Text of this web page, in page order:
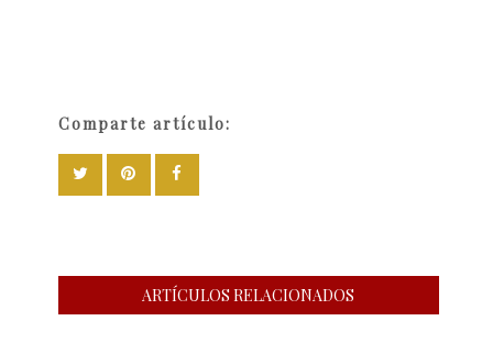
Comparte artículo:
ARTÍCULOS RELACIONADOS